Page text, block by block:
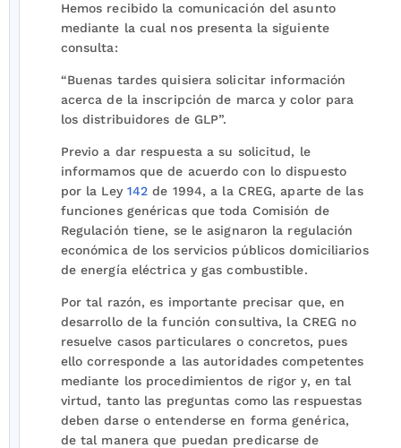
Hemos recibido la comunicación del asunto
mediante la cual nos presenta la siguiente
consulta:
“Buenas tardes quisiera solicitar información
acerca de la inscripción de marca y color para
los distribuidores de GLP”.
Previo a dar respuesta a su solicitud, le
informamos que de acuerdo con lo dispuesto
por la Ley 142 de 1994, a la CREG, aparte de las
funciones genéricas que toda Comisión de
Regulación tiene, se le asignaron la regulación
económica de los servicios públicos domiciliarios
de energía eléctrica y gas combustible.
Por tal razón, es importante precisar que, en
desarrollo de la función consultiva, la CREG no
resuelve casos particulares o concretos, pues
ello corresponde a las autoridades competentes
mediante los procedimientos de rigor y, en tal
virtud, tanto las preguntas como las respuestas
deben darse o entenderse en forma genérica,
de tal manera que puedan predicarse de